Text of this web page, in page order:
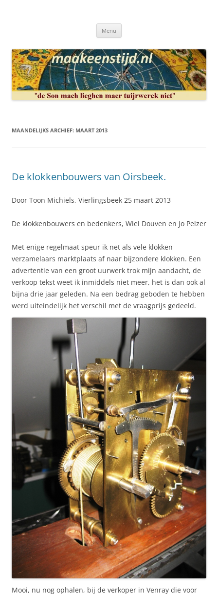
uurwerkmaker, te bewerkstellen.
Menu
MAANDELIJKS ARCHIEF: MAART 2013
De klokkenbouwers van Oirsbeek.
Door Toon Michiels, Vierlingsbeek 25 maart 2013
De klokkenbouwers en bedenkers, Wiel Douven en Jo Pelzer
Met enige regelmaat speur ik net als vele klokken
verzamelaars marktplaats af naar bijzondere klokken. Een
advertentie van een groot uurwerk trok mijn aandacht, de
verkoop tekst weet ik inmiddels niet meer, het is dan ook al
bijna drie jaar geleden. Na een bedrag geboden te hebben
werd uiteindelijk het verschil met de vraagprijs gedeeld.
Mooi, nu nog ophalen, bij de verkoper in Venray die voor